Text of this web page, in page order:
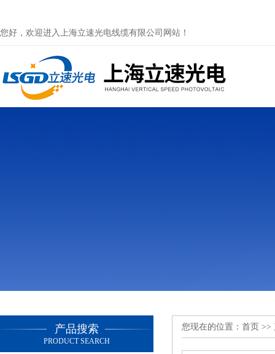
您好，欢迎进入上海立速光电线缆有限公司网站！
产品搜索
PRODUCT SEARCH
您现在的位置： 首页 >>